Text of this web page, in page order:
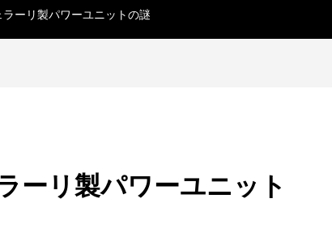
ラーリ製パワーユニットの謎
ーリ製パワーユニット